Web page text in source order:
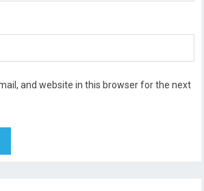
and website in this browser for the next